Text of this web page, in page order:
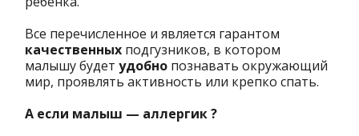
Все перечисленное и является гарантом
качественных подгузников, в котором
малышу будет удобно познавать окружающий
мир, проявлять активность или крепко спать.
А если малыш — аллергик ?